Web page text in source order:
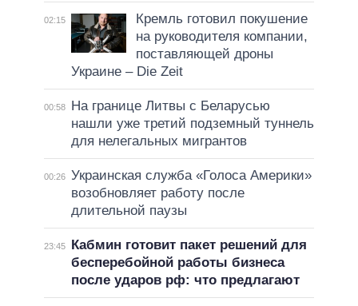
02:15
Кремль готовил покушение
на руководителя компании,
поставляющей дроны
Украине – Die Zeit
00:58
На границе Литвы с Беларусью
нашли уже третий подземный туннель
для нелегальных мигрантов
00:26 Украинская служба «Голоса Америки»
возобновляет работу после
длительной паузы
23:45
Кабмин готовит пакет решений для
бесперебойной работы бизнеса
после ударов рф: что предлагают